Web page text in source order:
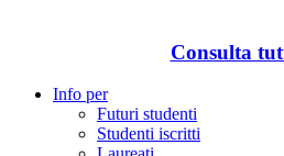
Consulta
Info per
Futuri studenti
Studenti iscritti